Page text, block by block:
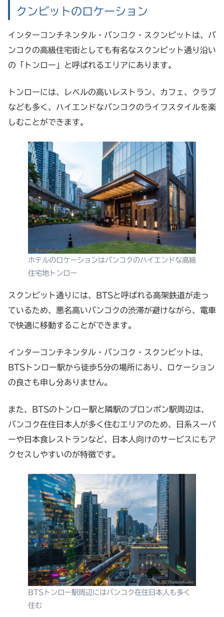
クンビットのロケーション
インターコンチネンタル・バンコク・スクンビットは、バ
ンコクの高級住宅街としても有名なスクンビット通り沿い
の「トンロー」と呼ばれるエリアにあります。
トンローには、レベルの高いレストラン、カフェ、クラブ
なども多く、ハイエンドなバンコクのライフスタイルを楽
しむことができます。
ホテルのロケーションはバンコクのハイエンドな高級
住宅地トンロー
スクンビット通りには、BTSと呼ばれる高架鉄道が走っ
ているため、悪名高いバンコクの渋滞が避けながら、電車
で快適に移動することができます。
インターコンチネンタル・バンコク・スクンビットは、
BTSトンロー駅から徒歩5分の場所にあり、ロケーション
の良さも申し分ありません。
また、BTSのトンロー駅と隣駅のプロンポン駅周辺は、
バンコク在住日本人が多く住むエリアのため、日系スーパ
ーや日本食レストランなど、日本人向けのサービスにもア
クセスしやすいのが特徴です。
BTSトンロー駅周辺にはバンコク在住日本人も多く
住む